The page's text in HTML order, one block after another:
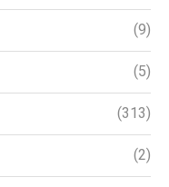
(9)
(5)
(313)
(2)